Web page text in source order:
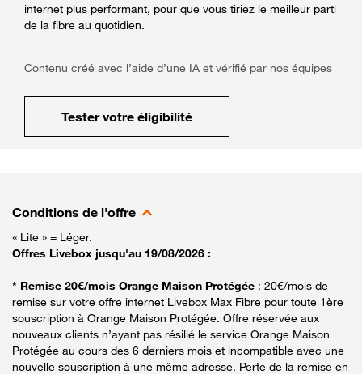
internet plus performant, pour que vous tiriez le meilleur parti
de la fibre au quotidien.
Contenu créé avec l’aide d’une IA et vérifié par nos équipes
Tester votre éligibilité
Conditions de l'offre
« Lite » = Léger.
Offres Livebox jusqu'au 19/08/2026 :
* Remise 20€/mois Orange Maison Protégée : 20€/mois de
remise sur votre offre internet Livebox Max Fibre pour toute 1ère
souscription à Orange Maison Protégée. Offre réservée aux
nouveaux clients n’ayant pas résilié le service Orange Maison
Protégée au cours des 6 derniers mois et incompatible avec une
nouvelle souscription à une même adresse. Perte de la remise en